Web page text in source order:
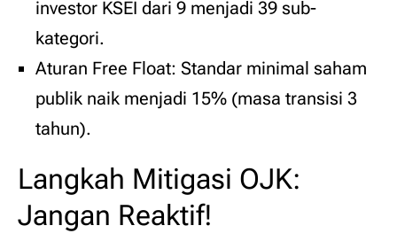
investor KSEI dari 9 menjadi 39 sub-
kategori.
Aturan Free Float: Standar minimal saham
publik naik menjadi 15% (masa transisi 3
tahun).
Langkah Mitigasi OJK:
Jangan Reaktif!